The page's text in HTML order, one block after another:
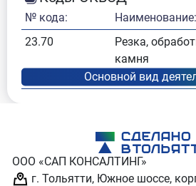
№ кода:
Наименование:
23.70
Резка,
камня
ООО «САП КОНСАЛТИНГ»
г. Тольятти, Южное шоссе,